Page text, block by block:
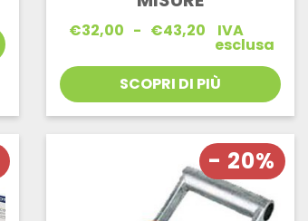
€32,00 - €43,20
Fascia
di
da
€32,00
a
€43,20
IVA
esclusa
SCOPRI DI PIÙ
- 20%